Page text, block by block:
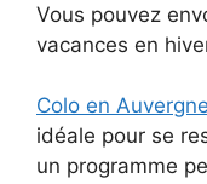
Vous pouvez
vacances en
Colo en Auvergne
idéale pour se
un programme